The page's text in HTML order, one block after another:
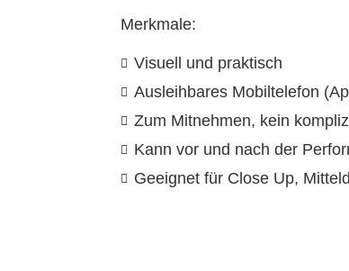
Merkmale:
Visuell und praktisch
Ausleihbares Mobiltelefon
Zum Mitnehmen, kein
Kann vor und nach der
Geeignet für Close Up,